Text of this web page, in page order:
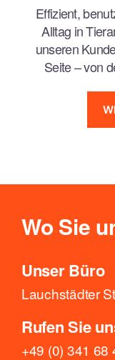
Effizient,
Alltag in
unseren
Seite – von
Wo Sie
Unser Büro
Lauchstädter
Rufen Sie
+49 (0) 341 68